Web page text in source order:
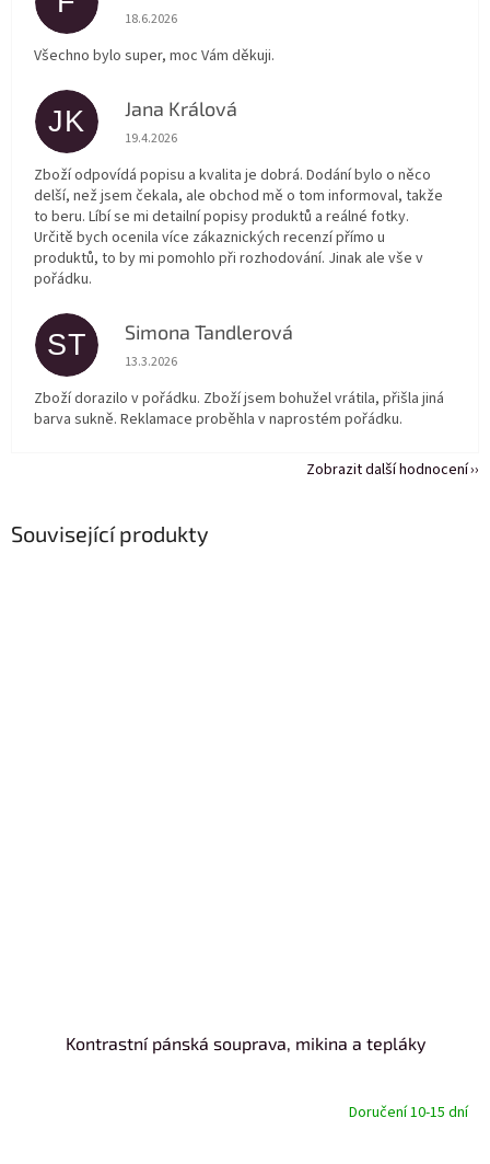
Související produkty
Kontrastní pánská souprava, mikina a tepláky
Doručení 10-15 dní
Hodnocení obchodu je 5 z 5 hvězdiček.
18.6.2026
Všechno bylo super, moc Vám děkuji.
JK Jana Králová
Hodnocení obchodu je 5 z 5 hvězdiček.
19.4.2026
Zboží odpovídá popisu a kvalita je dobrá. Dodání bylo o něco
delší, než jsem čekala, ale obchod mě o tom informoval, takže
to beru. Líbí se mi detailní popisy produktů a reálné fotky.
Určitě bych ocenila více zákaznických recenzí přímo u
produktů, to by mi pomohlo při rozhodování. Jinak ale vše v
pořádku.
ST Simona Tandlerová
Hodnocení obchodu je 5 z 5 hvězdiček.
13.3.2026
Zboží dorazilo v pořádku. Zboží jsem bohužel vrátila, přišla jiná
barva sukně. Reklamace proběhla v naprostém pořádku.
Zobrazit další hodnocení